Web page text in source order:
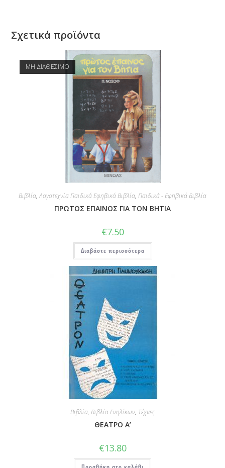
Σχετικά προϊόντα
ΜΗ ΔΙΑΘΕΣΙΜΟ
Βιβλία,Λογοτεχνία Παιδικά Εφηβικά Βιβλία, Παιδικά - Εφηβικά Βιβλία
ΠΡΩΤΟΣ ΕΠΑΙΝΟΣ ΓΙΑ ΤΟΝ ΒΗΤΙΑ
€7.50
Διαβάστε περισσότερα
Βιβλία, Βιβλία Ενηλίκων, Τέχνες
ΘΕΑΤΡΟ Α’
€13.80